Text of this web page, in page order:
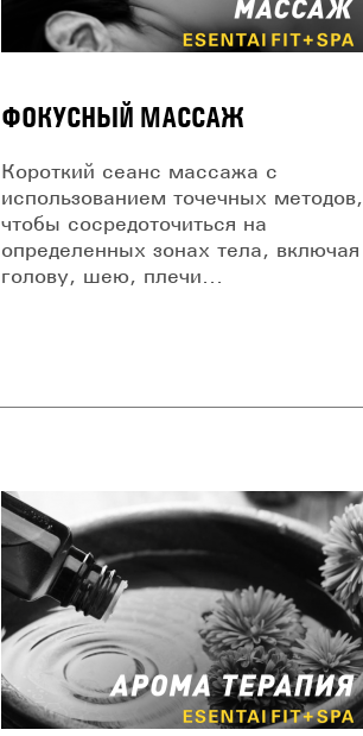
ФОКУСНЫЙ МАССАЖ
Короткий сеанс массажа с
использованием точечных методов,
чтобы сосредоточиться на
определенных зонах тела, включая
голову, шею, плечи...